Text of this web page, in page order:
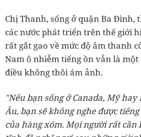
Chị Thanh, sống ở quận Ba
các nước phát triển trên thế giới
rất gắt gao về mức độ âm thanh
Nam ô nhiễm tiếng ồn vẫn là
điều không thôi ám ảnh.
"Nếu bạn sống ở Canada, Mỹ
Âu, bạn sẽ không nghe được
của hàng xóm. Mọi người rất cần